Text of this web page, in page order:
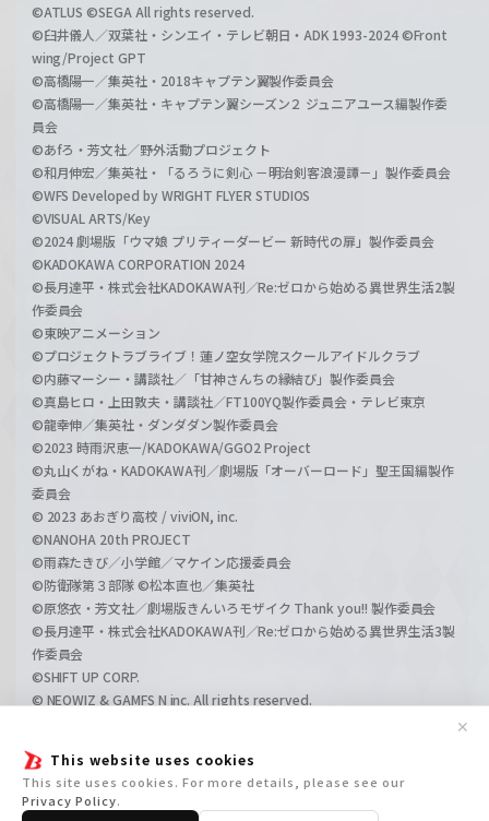
This website uses cookies
This site uses cookies. For more details, please see our
Privacy Policy.
✕
©ATLUS ©SEGA All rights reserved.
©臼井儀人／双葉社・シンエイ・テレビ朝日・ADK 1993-2024 ©Front
wing/Project GPT
©高橋陽一／集英社・2018キャプテン翼製作委員会
©高橋陽一／集英社・キャプテン翼シーズン２ ジュニアユース編製作委
員会
©あfろ・芳文社／野外活動プロジェクト
©和月伸宏／集英社・「るろうに剣心 －明治剣客浪漫譚－」製作委員会
©WFS Developed by WRIGHT FLYER STUDIOS
©VISUAL ARTS/Key
©2024 劇場版「ウマ娘 プリティーダービー 新時代の扉」製作委員会
©KADOKAWA CORPORATION 2024
©長月達平・株式会社KADOKAWA刊／Re:ゼロから始める異世界生活2製
作委員会
©東映アニメーション
©プロジェクトラブライブ！蓮ノ空女学院スクールアイドルクラブ
©内藤マーシー・講談社／「甘神さんちの縁結び」製作委員会
©真島ヒロ・上田敦夫・講談社／FT100YQ製作委員会・テレビ東京
©龍幸伸／集英社・ダンダダン製作委員会
©2023 時雨沢恵一/KADOKAWA/GGO2 Project
©丸山くがね・KADOKAWA刊／劇場版「オーバーロード」聖王国編製作
委員会
© 2023 あおぎり高校 / viviON, inc.
©NANOHA 20th PROJECT
©雨森たきび／小学館／マケイン応援委員会
©防衛隊第３部隊 ©松本直也／集英社
©原悠衣・芳文社／劇場版きんいろモザイク Thank you!! 製作委員会
©長月達平・株式会社KADOKAWA刊／Re:ゼロから始める異世界生活3製
作委員会
©SHIFT UP CORP.
© NEOWIZ & GAMFS N inc. All rights reserved.
©GIRLS und PANZER Film Projekt
©GIRLS und PANZER Finale Projekt